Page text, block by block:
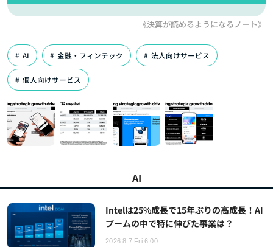
《決算が読めるようになるノート》
AI 金融・フィンテック 法人向けサービス
個人向けサービス
AI
Intelは25%成長で15年ぶりの高成長！AI
ブームの中で特に伸びた事業は？
2026.8.7 Fri 6:00